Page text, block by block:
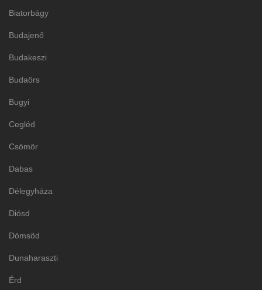
Biatorbágy
Budajenő
Budakeszi
Budaörs
Bugyi
Cegléd
Csömör
Dabas
Délegyháza
Diósd
Dömsöd
Dunaharaszti
Érd